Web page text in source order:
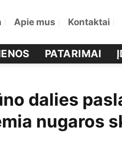
Apie mus Kontaktai
PATARIMAI
dalies
nugaros